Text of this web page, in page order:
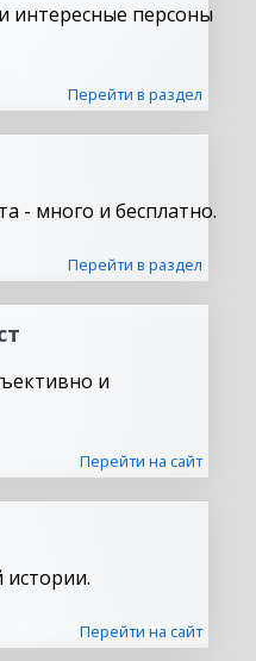
интересные персоны
Перейти в раздел
- много и бесплатно.
Перейти в раздел
и
Перейти на сайт
истории.
Перейти на сайт